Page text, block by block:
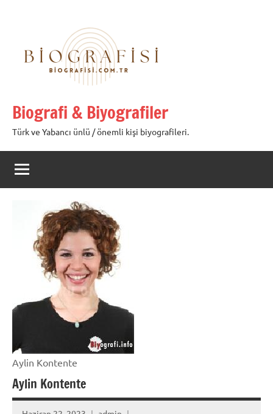
Biografi & Biyografiler
Türk ve Yabancı ünlü / önemli kişi biyografileri.
Aylin Kontente
Aylin Kontente